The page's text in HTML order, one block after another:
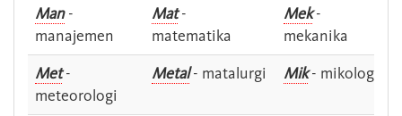
Man-
manajemen
Mat-
matematika
Mek-
mekanika
Met-
meteorologi
Metal- matalurgi Mik- mikologi